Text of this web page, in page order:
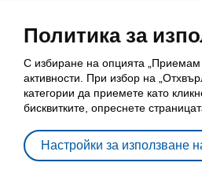
Политика за
С избиране на опцията „Приемам
активности. При избор на
категории да приемете като
бисквитките, опреснете
Настройки за използване